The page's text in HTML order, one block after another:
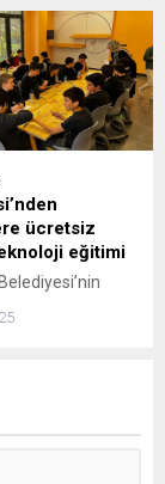
ihtimalini
Cisim,
nikel emisyonları
dikkat
ücretsiz
eğitimi
Güçlü Ekici